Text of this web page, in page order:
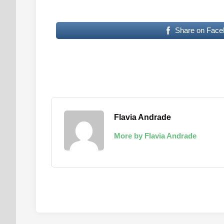
Share on
Flavia Andrade
More by Flavia Andrade